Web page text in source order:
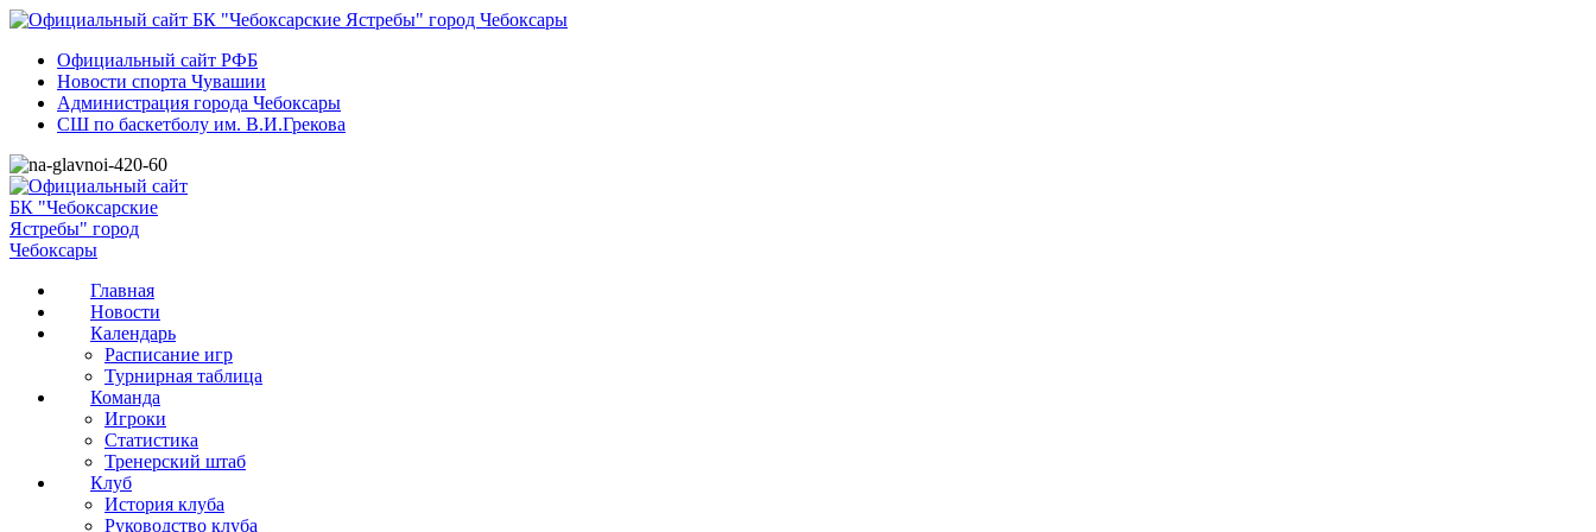
Официальный сайт РФБ
Новости спорта Чувашии
Администрация города Чебоксары
СШ по баскетболу им. В.И.Грекова
Главная
Новости
Календарь
Расписание игр
Турнирная таблица
Команда
Игроки
Статистика
Тренерский штаб
Клуб
История клуба
Руководство клуба